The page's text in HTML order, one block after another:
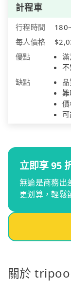
計程車
行程時間
每人價格
優點
缺點
立即享 95
無論是商務出
更划算，輕鬆
關於